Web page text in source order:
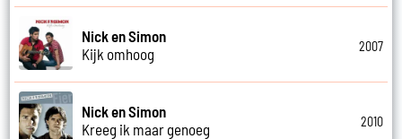
Nick en Simon
Kijk omhoog
2007
Nick en Simon
Kreeg ik maar genoeg
2010